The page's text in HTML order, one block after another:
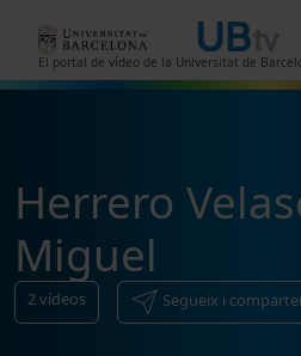
El portal de vídeo de la Universitat de
Herrero
Miguel
2vídeos Segueix i